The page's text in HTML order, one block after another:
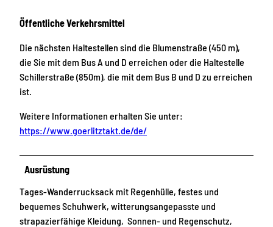
Öffentliche Verkehrsmittel
Die nächsten Haltestellen sind die Blumenstraße (450 m),
die Sie mit dem Bus A und D erreichen oder die Haltestelle
Schillerstraße (850m), die mit dem Bus B und D zu erreichen
ist.
Weitere Informationen erhalten Sie unter:
https://www.goerlitztakt.de/de/
Ausrüstung
Tages-Wanderrucksack mit Regenhülle, festes und
bequemes Schuhwerk, witterungsangepasste und
strapazierfähige Kleidung, Sonnen- und Regenschutz,